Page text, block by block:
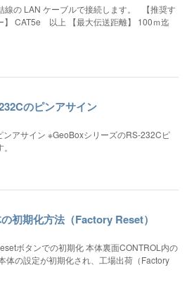
線の LAN ケーブルで接続します。 【推奨す
】 CAT5e 以上 【最大伝送距離】 100ｍ迄
のピンアサイン
アサイン ※GeoBoxシリーズのRS-232Cピ
初期化方法（Factory Reset）
ボタンでの初期化 本体裏面CONTROL内の
体の設定が初期化され、工場出荷（Factory